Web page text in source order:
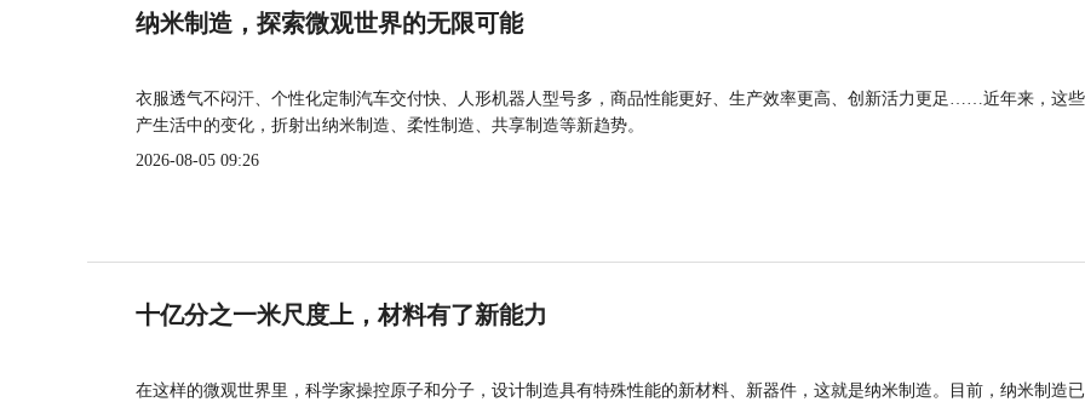
纳米制造，探索微观世界的无限可能
衣服透气不闷汗、个性化定制汽车交付快、人形机器人型号多，商品性能更好、生产效率更高、创新活力更足……近年来，这
产生活中的变化，折射出纳米制造、柔性制造、共享制造等新趋势。
2026-08-05 09:26
十亿分之一米尺度上，材料有了新能力
在这样的微观世界里，科学家操控原子和分子，设计制造具有特殊性能的新材料、新器件，这就是纳米制造。目前，纳米制造